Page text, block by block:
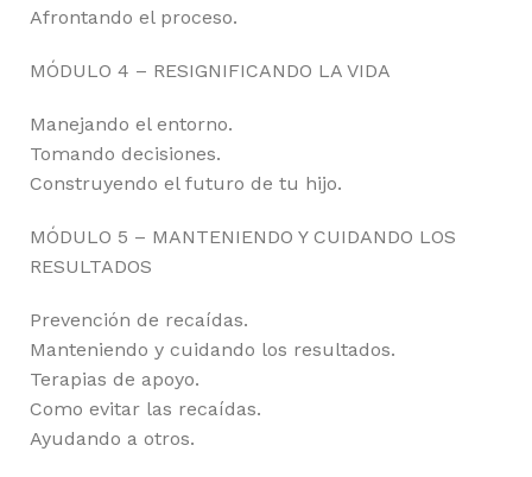
Afrontando el proceso.
MÓDULO 4 – RESIGNIFICANDO LA VIDA
Manejando el entorno.
Tomando decisiones.
Construyendo el futuro de tu hijo.
MÓDULO 5 – MANTENIENDO Y CUIDANDO LOS
RESULTADOS
Prevención de recaídas.
Manteniendo y cuidando los resultados.
Terapias de apoyo.
Como evitar las recaídas.
Ayudando a otros.